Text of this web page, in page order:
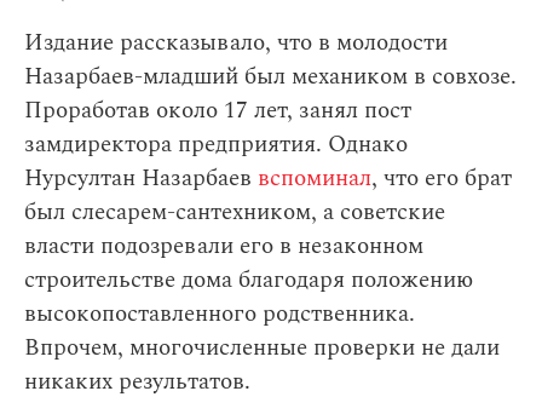
Издание рассказывало, что в молодости
Назарбаев-младший был механиком в совхозе.
Проработав около 17 лет, занял пост
замдиректора предприятия. Однако
Нурсултан Назарбаев вспоминал, что его брат
был слесарем-сантехником, а советские
власти подозревали его в незаконном
строительстве дома благодаря положению
высокопоставленного родственника.
Впрочем, многочисленные проверки не дали
никаких результатов.